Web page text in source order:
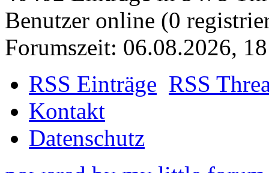
Benutzer online (0
Forumszeit: 06.08.2026,
RSS Einträge RSS
Kontakt
Datenschutz